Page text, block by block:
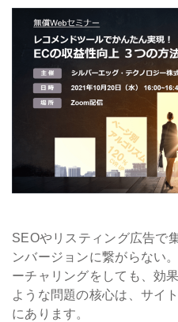
会社情報
資料ダ
お問い
SEOやリスティング広告で
ンバージョンに繋がらない
ーチャリングをしても、
ような問題の核心は、サイ
にあります。